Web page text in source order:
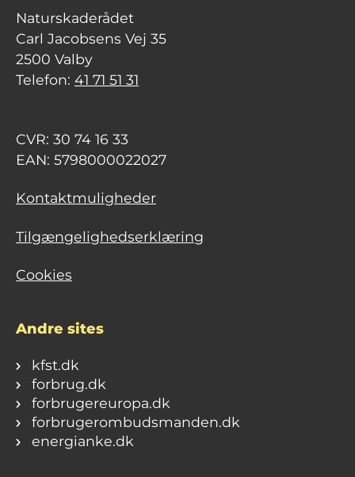
Naturskaderådet
Carl Jacobsens Vej 35
2500 Valby
Telefon: 41 71 51 31
CVR: 30 74 16 33
EAN: 5798000022027
Kontaktmuligheder
Tilgængelighedserklæring
Cookies
Andre sites
kfst.dk
forbrug.dk
forbrugereuropa.dk
forbrugerombudsmanden.dk
energianke.dk